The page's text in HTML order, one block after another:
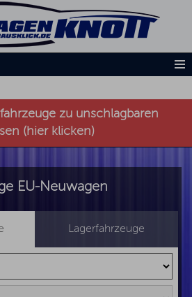
zu unschlagbaren
(hier klicken)
EU-Neuwagen
Lagerfahrzeuge